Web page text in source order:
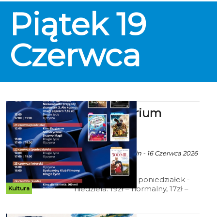
pisarką, aktywistką, edukatorką
równościową oraz prezeską
Fundacji Dziewczyny w
Spektrum. Wydarzenie odbędzie
godz. 17:00 w Koszalińskiej
Bibliotece Publicznej przy pl.
Polonii 1.
Piątek 19
Czerwca
Kultura
Kino Kryterium
zaprasza
ekoszalin POLECA
Ala za CK 105 Koszalin - 16 Czerwca 2026
godz. 11:47
Cennik: Bilety 2D poniedziałek -
niedziela: 19zł – normalny, 17zł –